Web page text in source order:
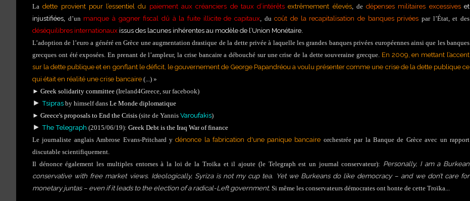
Ladette provient pour l’essentiel du paiement aux créanciers de taux d’intérêts extrêmement élevés, dedépenses militaires excessiveset
injustifiées, d’un manque à gagner fiscal dû à la fuite illicite de capitaux, ducoût de la recapitalisation de banques privées par l’État, et des
déséquilibres internationaux issus des lacunes inhérentes au modèle de l’Union Monétaire.
L’adoption de l’euro a généré en Grèce une augmentation drastique de la dette privée à laquelle les grandes banques privées européennes ainsi que les banques
grecques ont été exposées. En prenant de l’ampleur, la crise bancaire a débouché sur une crise de la dette souveraine grecque. En 2009, en mettant l’accent
sur la dette publique et en gonflant le déficit, le gouvernement de George Papandréou a voulu présenter comme une crise de la dette publique ce
qui était en réalité une crise bancaire (...) »
► Greek solidarity committee (Ireland4Greece, sur facebook)
► Tsipras by himself dans Le Monde diplomatique
► Greece's proposals to End the Crisis (site de Yannis Varoufakis)
► The Telegraph (2015/06/19): Greek Debt is the Iraq War of finance
Le journaliste anglais Ambrose Evans-Pritchard ydénonce la fabrication d'une panique bancaire orchestrée par la Banque de Grèce avec un rapport
discutable scientifiquement.
Il dénonce également les multiples entorses à la loi de la Troïka et il ajoute (le Telegraph est un journal conservateur): Personally, I am a Burkean
conservative with free market views. Ideologically, Syriza is not my cup tea. Yet we Burkeans do like democracy – and we don’t care for
monetary juntas – even if it leads to the election of a radical-Left government. Si même les conservateurs démocrates ont honte de cette Troïka...